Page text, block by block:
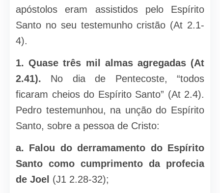
apóstolos eram assistidos pelo Espírito
Santo no seu testemunho cristão (At 2.1-
4).
1. Quase três mil almas agregadas (At
2.41). No dia de Pentecoste, “todos
ficaram cheios do Espírito Santo” (At 2.4).
Pedro testemunhou, na unção do Espírito
Santo, sobre a pessoa de Cristo:
a. Falou do derramamento do Espírito
Santo como cumprimento da profecia
de Joel (J1 2.28-32);